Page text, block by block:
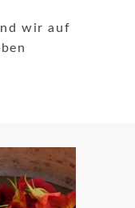
wir auf